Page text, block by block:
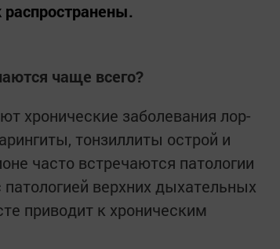
распространены.
чаще всего?
хронические заболевания лор-
тонзиллиты острой и
часто встречаются патологии
верхних дыхательных
приводит к хроническим